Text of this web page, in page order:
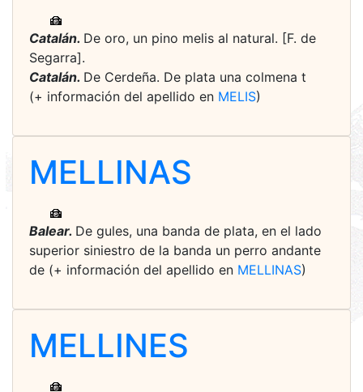
Catalán. De oro, un pino melis al natural. [F. de
Segarra].
Catalán. De Cerdeña. De plata una colmena t
(+ información del apellido en MELIS)
MELLINAS
Balear. De gules, una banda de plata, en el lado
superior siniestro de la banda un perro andante
de (+ información del apellido en MELLINAS)
MELLINES